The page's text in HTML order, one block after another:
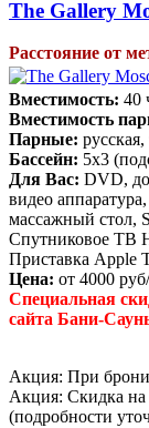
The Gallery
Расстояние от
Вместимость: 40
Вместимость
Парные:
Бассейн: 5х3
Для Вас: DVD,
видео
массажный стол,
Спутниковое ТВ
Приставка Apple
Цена: от 4000
Специальная
сайта Бани-
Акция: При
Акция: Скидка
(подробности